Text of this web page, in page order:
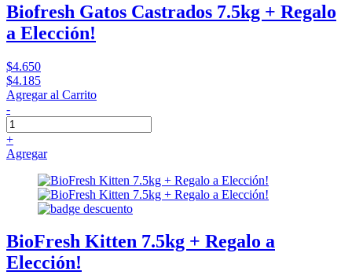
Biofresh Gatos Castrados 7.5kg + Regalo
a Elección!
$4.650
$4.185
Agregar al Carrito
-
+
Agregar
BioFresh Kitten 7.5kg + Regalo a
Elección!